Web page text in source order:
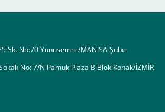
Sk. No:70 Yunusemre/MANİSA Şube:
No: 7/N Pamuk Plaza B Blok Konak/İZMİR